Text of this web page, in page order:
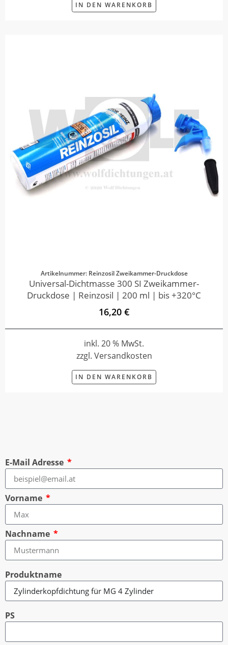
IN DEN WARENKORB
Artikelnummer: Reinzosil Zweikammer-Druckdose
Universal-Dichtmasse 300 SI Zweikammer-
Druckdose | Reinzosil | 200 ml | bis +320°C
16,20 €
inkl. 20 % MwSt.
zzgl. Versandkosten
IN DEN WARENKORB
E-Mail Adresse
Vorname
Nachname
Produktname
PS